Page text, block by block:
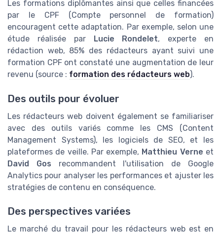
Les formations diplômantes ainsi que celles financées
par le CPF (Compte personnel de formation)
encouragent cette adaptation. Par exemple, selon une
étude réalisée par
Lucie Rondelet, experte en
rédaction web, 85% des rédacteurs ayant suivi une
formation CPF ont constaté une augmentation de leur
revenu (source : formation des rédacteurs web).
Des outils pour évoluer
Les rédacteurs web doivent également se familiariser
avec des outils variés comme les CMS (Content
Management Systems), les logiciels de SEO, et les
plateformes de veille. Par exemple, Matthieu Verne et
David Gos recommandent l'utilisation de Google
Analytics pour analyser les performances et ajuster les
stratégies de contenu en conséquence.
Des perspectives variées
Le marché du travail pour les rédacteurs web est en